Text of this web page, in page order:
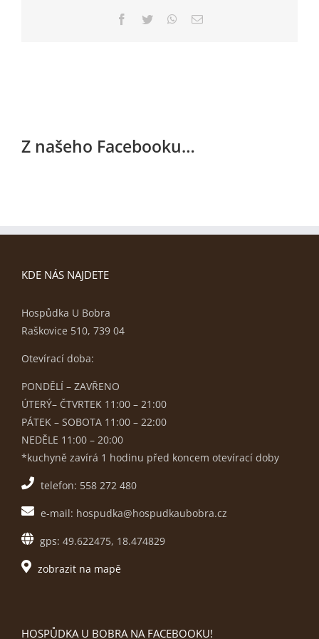
Facebook
Twitter WhatsApp
E-
Z našeho Facebooku…
KDE NÁS NAJDETE
Hospůdka U Bobra
Raškovice 510, 739 04
Otevírací doba:
PONDĚLÍ – ZAVŘENO
ÚTERÝ– ČTVRTEK 11:00 – 21:00
PÁTEK – SOBOTA 11:00 – 22:00
NEDĚLE 11:00 – 20:00
*kuchyně zavírá 1 hodinu před koncem otevírací doby
telefon: 558 272 480
e-mail: hospudka@hospudkaubobra.cz
gps: 49.622475, 18.474829
zobrazit na mapě
HOSPŮDKA U BOBRA NA FACEBOOKU!